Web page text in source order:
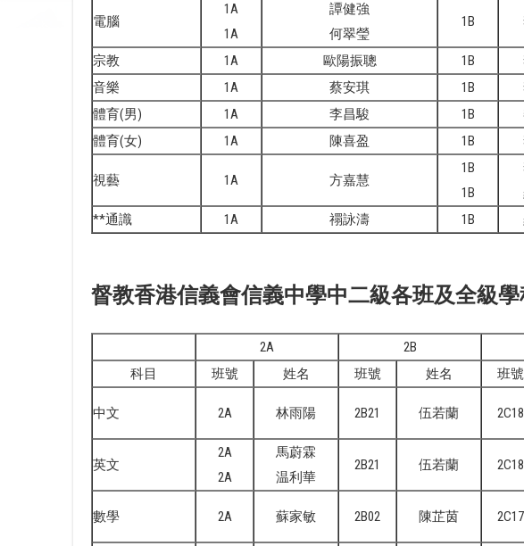
電腦
1A
1A
譚健強
何翠瑩
1B
宗教 1A 歐陽振聰 1B
音樂
1A 蔡安琪 1B
體育(男)
1A 李昌駿 1B
體育(女)
1A 陳喜盈 1B
視藝 1A 方嘉慧
1B
1B
**通識 1A 禤詠濤 1B
督教香港信義會信義中學中二級各班及全級
2A 2B
科目
班號 姓名 班號 姓名 班號
中文 2A 林雨陽 2B21 伍若蘭 2C18
英文
2A
2A
馬蔚霖
温利華
2B21 伍若蘭 2C18
數學 2A 蘇家敏 2B02 陳芷茵 2C17